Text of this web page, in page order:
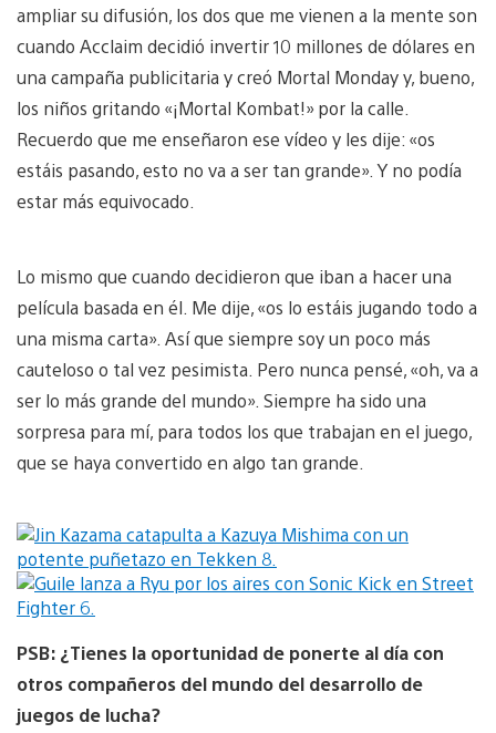
ampliar su difusión, los dos que me vienen a la mente son
cuando Acclaim decidió invertir 10 millones de dólares en
una campaña publicitaria y creó Mortal Monday y, bueno,
los niños gritando «¡Mortal Kombat!» por la calle.
Recuerdo que me enseñaron ese vídeo y les dije: «os
estáis pasando, esto no va a ser tan grande». Y no podía
estar más equivocado.
Lo mismo que cuando decidieron que iban a hacer una
película basada en él. Me dije, «os lo estáis jugando todo a
una misma carta». Así que siempre soy un poco más
cauteloso o tal vez pesimista. Pero nunca pensé, «oh, va a
ser lo más grande del mundo». Siempre ha sido una
sorpresa para mí, para todos los que trabajan en el juego,
que se haya convertido en algo tan grande.
PSB: ¿Tienes la oportunidad de ponerte al día con
otros compañeros del mundo del desarrollo de
juegos de lucha?